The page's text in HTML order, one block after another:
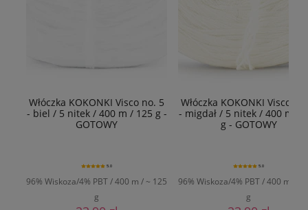
Włóczka KOKONKI Visco no. 5
- biel / 5 nitek / 400 m / 125 g -
GOTOWY
96% Wiskoza/4% PBT / 400 m / ~ 125
g
5.0
Włóczka KOKONKI Visco
- migdał / 5 nitek / 400 m /
g - GOTOWY
96% Wiskoza/4% PBT / 400 m / ~
g
5.0